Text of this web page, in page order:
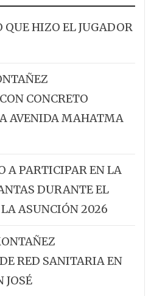
HIZO EL JUGADOR
CONCRETO
AVENIDA MAHATMA
A PARTICIPAR EN LA
DURANTE EL
ASUNCIÓN 2026
RED SANITARIA EN
JOSÉ